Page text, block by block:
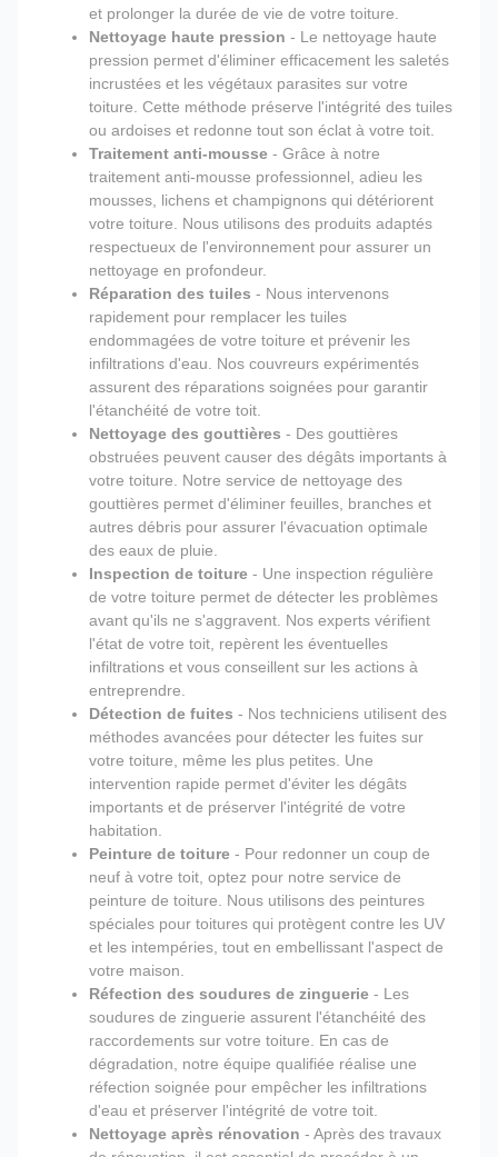
et prolonger la durée de vie de votre toiture.
Nettoyage haute pression - Le nettoyage haute
pression permet d'éliminer efficacement les saletés
incrustées et les végétaux parasites sur votre
toiture. Cette méthode préserve l'intégrité des tuiles
ou ardoises et redonne tout son éclat à votre toit.
Traitement anti-mousse - Grâce à notre
traitement anti-mousse professionnel, adieu les
mousses, lichens et champignons qui détériorent
votre toiture. Nous utilisons des produits adaptés
respectueux de l'environnement pour assurer un
nettoyage en profondeur.
Réparation des tuiles - Nous intervenons
rapidement pour remplacer les tuiles
endommagées de votre toiture et prévenir les
infiltrations d'eau. Nos couvreurs expérimentés
assurent des réparations soignées pour garantir
l'étanchéité de votre toit.
Nettoyage des gouttières - Des gouttières
obstruées peuvent causer des dégâts importants à
votre toiture. Notre service de nettoyage des
gouttières permet d'éliminer feuilles, branches et
autres débris pour assurer l'évacuation optimale
des eaux de pluie.
Inspection de toiture - Une inspection régulière
de votre toiture permet de détecter les problèmes
avant qu'ils ne s'aggravent. Nos experts vérifient
l'état de votre toit, repèrent les éventuelles
infiltrations et vous conseillent sur les actions à
entreprendre.
Détection de fuites - Nos techniciens utilisent des
méthodes avancées pour détecter les fuites sur
votre toiture, même les plus petites. Une
intervention rapide permet d'éviter les dégâts
importants et de préserver l'intégrité de votre
habitation.
Peinture de toiture - Pour redonner un coup de
neuf à votre toit, optez pour notre service de
peinture de toiture. Nous utilisons des peintures
spéciales pour toitures qui protègent contre les UV
et les intempéries, tout en embellissant l'aspect de
votre maison.
Réfection des soudures de zinguerie - Les
soudures de zinguerie assurent l'étanchéité des
raccordements sur votre toiture. En cas de
dégradation, notre équipe qualifiée réalise une
réfection soignée pour empêcher les infiltrations
d'eau et préserver l'intégrité de votre toit.
Nettoyage après rénovation - Après des travaux